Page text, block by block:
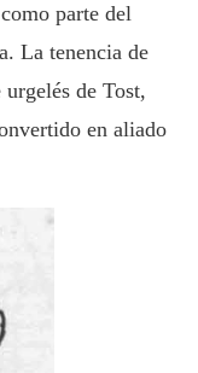
parte del
La tenencia de
de Tost,
en aliado